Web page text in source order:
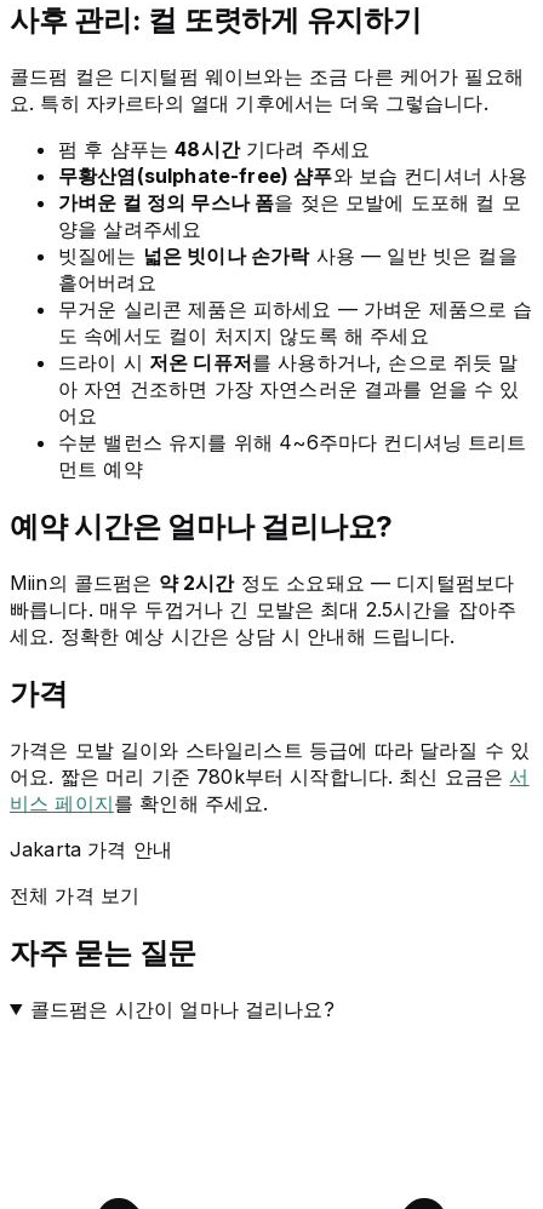
사후 관리: 컬 또렷하게 유지하기
콜드펌 컬은 디지털펌 웨이브와는 조금 다른 케어가 필요해
요. 특히 자카르타의 열대 기후에서는 더욱 그렇습니다.
펌 후 샴푸는48시간기다려 주세요
무황산염(sulphate-free) 샴푸와 보습 컨디셔너 사용
가벼운 컬 정의 무스나 폼을 젖은 모발에 도포해 컬 모
양을 살려주세요
빗질에는 넓은 빗이나 손가락사용 — 일반 빗은 컬을
흩어버려요
무거운 실리콘 제품은 피하세요 — 가벼운 제품으로 습
도 속에서도 컬이 처지지 않도록 해 주세요
드라이 시 저온 디퓨저를 사용하거나, 손으로 쥐듯 말
아 자연 건조하면 가장 자연스러운 결과를 얻을 수 있
어요
수분 밸런스 유지를 위해 4~6주마다 컨디셔닝 트리트
먼트 예약
예약 시간은 얼마나 걸리나요?
Miin의 콜드펌은 약 2시간정도 소요돼요 — 디지털펌보다
빠릅니다. 매우 두껍거나 긴 모발은 최대 2.5시간을 잡아주
세요. 정확한 예상 시간은 상담 시 안내해 드립니다.
가격
가격은 모발 길이와 스타일리스트 등급에 따라 달라질 수 있
어요. 짧은 머리 기준 780k부터 시작합니다. 최신 요금은서
비스 페이지를 확인해 주세요.
Jakarta 가격 안내
전체 가격 보기
자주 묻는 질문
콜드펌은 시간이 얼마나 걸리나요?